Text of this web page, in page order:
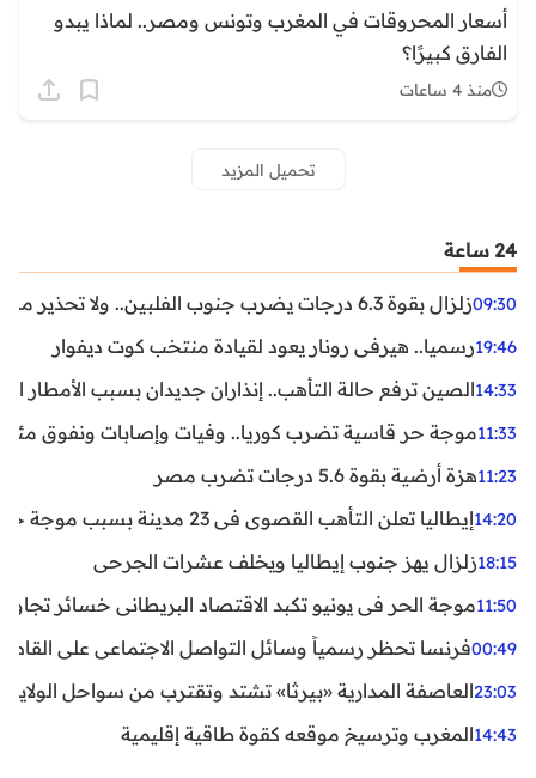
أسعار المحروقات في المغرب وتونس ومصر.. لماذا يبدو
الفارق كبيرًا؟
منذ 4 ساعات
تحميل المزيد
24 ساعة
09:30زلزال بقوة 6.3 درجات يضرب جنوب الفلبين.. ولا تحذير من تسونامي حتى الآن
19:46رسميا.. هيرفي رونار يعود لقيادة منتخب كوت ديفوار
14:33الصين ترفع حالة التأهب.. إنذاران جديدان بسبب الأمطار
11:33موجة حر قاسية تضرب كوريا.. وفيات وإصابات ونفوق مئات
11:23هزة أرضية بقوة 5.6 درجات تضرب مصر
14:20إيطاليا تعلن التأهب القصوى في 23 مدينة بسبب موجة حر شديدة
18:15زلزال يهز جنوب إيطاليا ويخلف عشرات الجرحى
11:50موجة الحر في يونيو تكبد الاقتصاد البريطاني خسائر تجاوزت 1.5 مليار
00:49فرنسا تحظر رسمياً وسائل التواصل الاجتماعي على القاصرين
23:03العاصفة المدارية «بيرثا» تشتد وتقترب من سواحل
14:43المغرب وترسيخ موقعه كقوة طاقية إقليمية